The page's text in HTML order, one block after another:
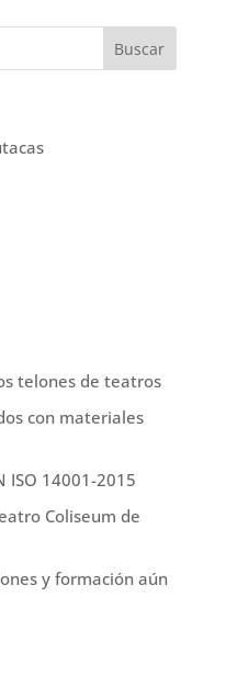
telones de teatros
con materiales
ISO 14001-2015
Coliseum de
y formación aún